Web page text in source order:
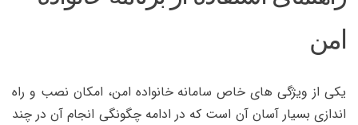
امن
یکی از ویژگی های خاص سامانه خانواده امن، امکان نصب و راه
اندازی بسیار آسان آن است که در ادامه چگونگی انجام آن در چند